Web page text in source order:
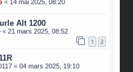
« 14 mai 2025, 08:20
Alt 1200
«21 mars 2025, 08:52
1 2
«04 mars 2025, 19:10